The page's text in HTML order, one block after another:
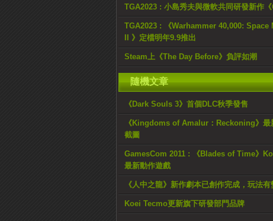
TGA2023 : 小島秀夫與微軟共同研發新作
TGA2023 : 《Warhammer 40,000: Space
II 》定檔明年9.9推出
Steam上《The Day Before》負評如潮
隨機文章
《Dark Souls 3》首個DLC秋季發售
《Kingdoms of Amalur：Reckoning》最
截圖
GamesCom 2011 : 《Blades of Time》
最新動作遊戲
《人中之龍》新作劇本已創作完成，玩法有
Koei Tecmo更新旗下研發部門品牌